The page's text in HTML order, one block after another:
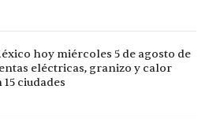
hoy miércoles 5 de agosto de
eléctricas, granizo y calor
ciudades